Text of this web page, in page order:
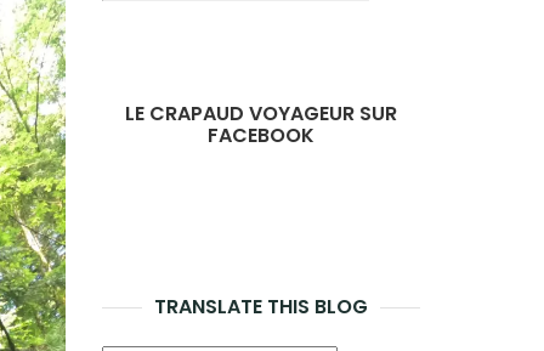
LE CRAPAUD VOYAGEUR SUR
FACEBOOK
TRANSLATE THIS BLOG